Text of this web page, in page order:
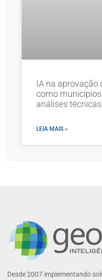
IA na aprovação
como
análises técnicas
LEIA MAIS »
Desde 2007 implementando